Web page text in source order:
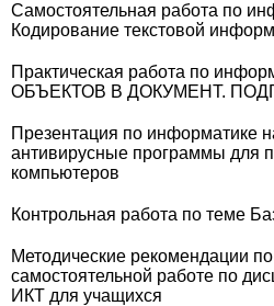
Самостоятельная работа по
Кодирование текстовой
Практическая работа по
ОБЪЕКТОВ В ДОКУМЕНТ.
Презентация по информатике
антивирусные программы для
компьютеров
Контрольная работа по теме
Методические рекомендации
самостоятельной работе по
ИКТ для учащихся